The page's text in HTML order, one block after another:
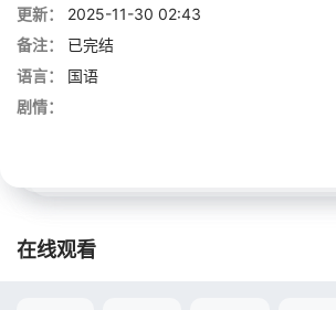
更新：
2025-11-30 02:43
备注：
已完结
语言：
国语
剧情：
在线观看